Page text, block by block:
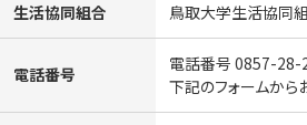
生活協同組合 鳥取大学生活協同
電話番号
電話番号 0857-28-
下記のフォームから